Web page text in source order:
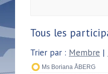
Tous les
Trier par : Membre |
Ms Boriana ÅBERG